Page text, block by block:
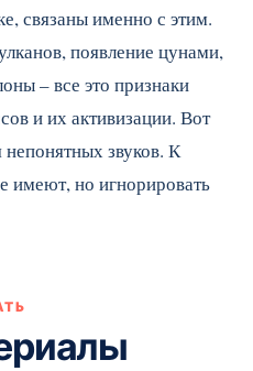
связаны именно с этим.
появление цунами,
– все это признаки
и их активизации. Вот
звуков. К
имеют, но игнорировать